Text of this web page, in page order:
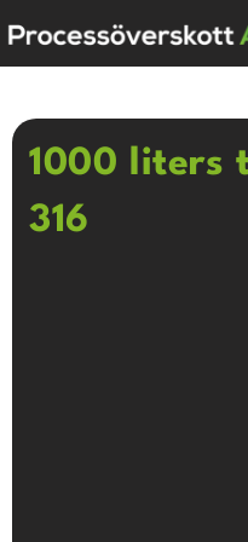
1000 liters
316